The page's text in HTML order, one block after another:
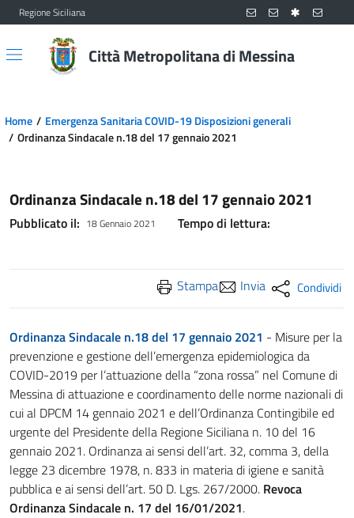
Vai al contenuto principale
Vai al menu principale
Regione Siciliana
Città Metropolitana di Messina
Home
Emergenza Sanitaria COVID-19 Disposizioni generali
Ordinanza Sindacale n.18 del 17 gennaio 2021
Ordinanza Sindacale n.18 del 17 gennaio 2021
Pubblicato il: 18 Gennaio 2021 Tempo di lettura:
Stampa Invia Condividi
Ordinanza Sindacale n.18 del 17 gennaio 2021 - Misure per la
prevenzione e gestione dell’emergenza epidemiologica da
COVID-2019 per l’attuazione della “zona rossa” nel Comune di
Messina di attuazione e coordinamento delle norme nazionali di
cui al DPCM 14 gennaio 2021 e dell’Ordinanza Contingibile ed
urgente del Presidente della Regione Siciliana n. 10 del 16
gennaio 2021. Ordinanza ai sensi dell’art. 32, comma 3, della
legge 23 dicembre 1978, n. 833 in materia di igiene e sanità
pubblica e ai sensi dell’art. 50 D. Lgs. 267/2000. Revoca
Ordinanza Sindacale n. 17 del 16/01/2021.